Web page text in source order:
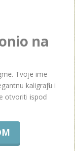
na
Tvoje ime
kaligrafiju i
otvoriti ispod